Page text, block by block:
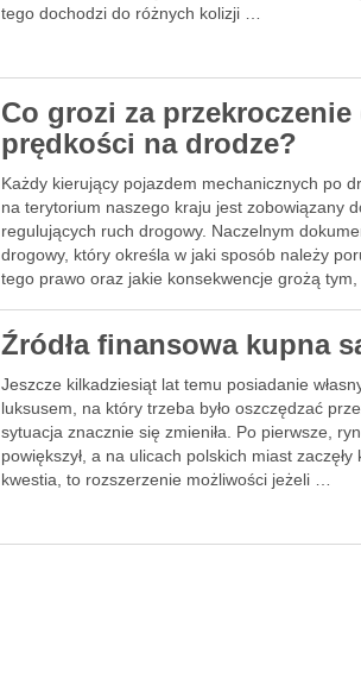
tego dochodzi do różnych kolizji …
Co grozi za
prędkości na drodze?
Każdy kierujący pojazdem mechanicznych po
na terytorium naszego kraju jest zobowiązany
regulujących ruch drogowy. Naczelnym
drogowy, który określa w jaki sposób należy
tego prawo oraz jakie konsekwencje grożą tym,
Źródła finansowa kupna
Jeszcze kilkadziesiąt lat temu posiadanie
luksusem, na który trzeba było oszczędzać
sytuacja znacznie się zmieniła. Po pierwsze,
powiększył, a na ulicach polskich miast
kwestia, to rozszerzenie możliwości jeżeli …